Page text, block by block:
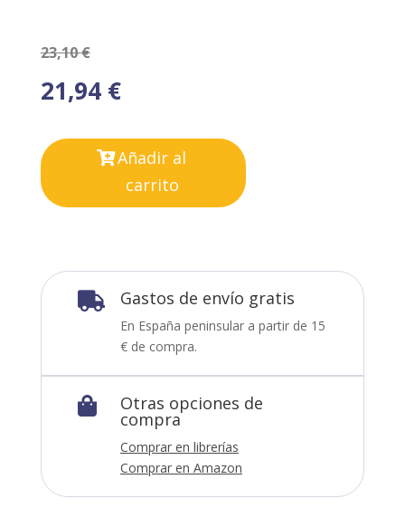
23,10€
21,94 €
Añadir al
carrito
 Gastos de envío gratis
En España peninsular a partir de 15
€ de compra.
 Otras opciones de
compra
Comprar en librerías
Comprar en Amazon